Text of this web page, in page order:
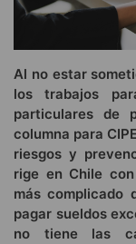
Al no estar
los trabajos
particulares de
columna para
riesgos y
rige en Chile
más complicado
pagar sueldos
no tiene las